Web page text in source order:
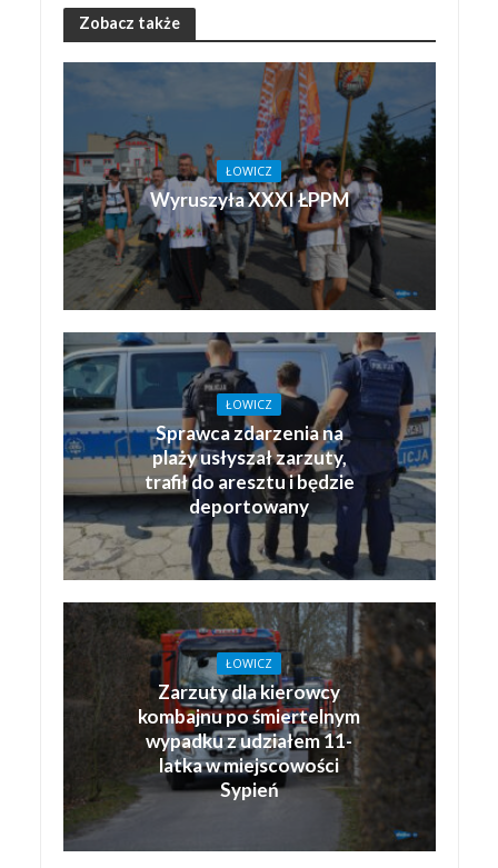
Zobacz także
ŁOWICZ
Wyruszyła XXXI ŁPPM
ŁOWICZ
Sprawca zdarzenia na
plaży usłyszał zarzuty,
trafił do aresztu i będzie
deportowany
ŁOWICZ
Zarzuty dla kierowcy
kombajnu po śmiertelnym
wypadku z udziałem 11-
latka w miejscowości
Sypień